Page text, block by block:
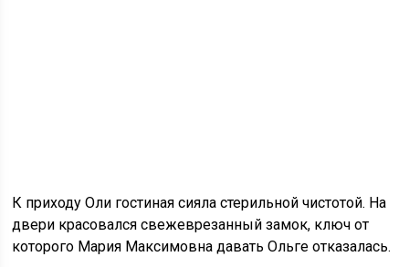
К приходу Оли гостиная сияла стерильной чистотой. На
двери красовался свежеврезанный замок, ключ от
которого Мария Максимовна давать Ольге отказалась.